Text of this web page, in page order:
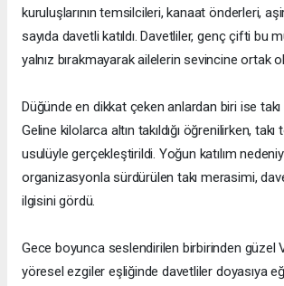
kuruluşlarının temsilcileri, kanaat önderleri,
sayıda davetli katıldı. Davetliler, genç çifti bu
yalnız bırakmayarak ailelerin sevincine ortak
Düğünde en dikkat çeken anlardan biri ise
Geline kilolarca altın takıldığı öğrenilirken,
usulüyle gerçekleştirildi. Yoğun katılım
organizasyonla sürdürülen takı merasimi,
ilgisini gördü.
Gece boyunca seslendirilen birbirinden güzel
yöresel ezgiler eşliğinde davetliler doyasıya